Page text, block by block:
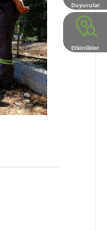
Duyurular
Etkinlikler